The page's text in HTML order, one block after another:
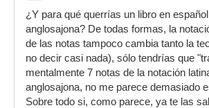
¿Y para qué querrías un libro en
anglosajona? De todas formas, la
de las notas tampoco cambia tanto la
no decir casi nada), sólo tendrías que
mentalmente 7 notas de la notación
anglosajona, no me parece demasiado
Sobre todo si, como parece, ya te las